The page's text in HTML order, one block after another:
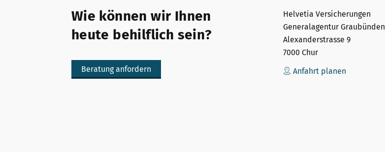
Wie können wir Ihnen
heute behilflich sein?
Beratung anfordern
Helvetia Versicherungen
Generalagentur Graubünden
Alexanderstrasse 9
7000 Chur
Anfahrt planen